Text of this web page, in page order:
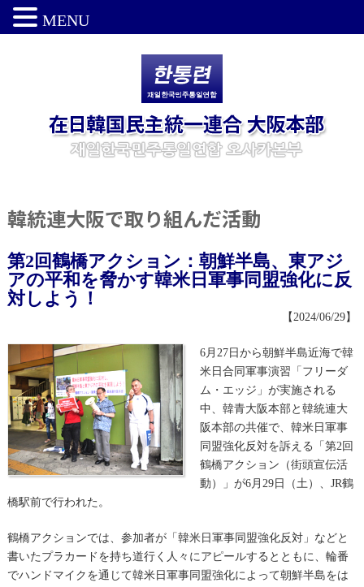
韓統連大阪で取り組んだ活動
第2回鶴橋アクション：朝鮮半島、東アジ
アの平和を脅かす韓米日軍事同盟強化に反
対しよう！
【2024/06/29】
6月27日から朝鮮半島近海で韓
米日合同軍事演習「フリーダ
ム・エッジ」が実施される
中、韓青大阪本部と韓統連大
阪本部の共催で、韓米日軍事
同盟強化反対を訴える「第2回
鶴橋アクション（街頭宣伝活
動）」が6月29日（土）、JR鶴
橋駅前で行われた。
鶴橋アクションでは、参加者が「韓米日軍事同盟強化反対」などと
書いたプラカードを持ち道行く人々にアピールするとともに、輪番
でハンドマイクを通じて韓米日軍事同盟強化によって朝鮮半島をは
MENU